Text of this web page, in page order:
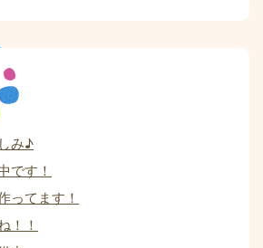
み♪
です！
ってます！
！！